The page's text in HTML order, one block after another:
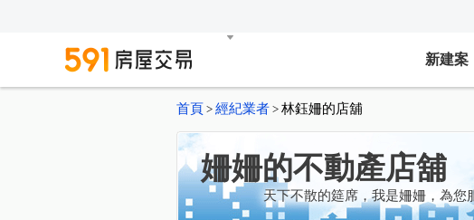
新建案
首頁 > 經紀業者 > 林鈺姍的店舖
姍姍的不動產店舖
天下不散的筵席，我是姍姍，為您